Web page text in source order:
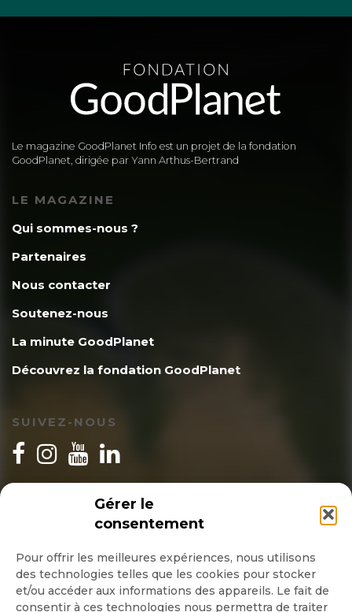
Gérer le
consentement
Pour offrir les meilleures expériences, nous utilisons
des technologies telles que les cookies pour stocker
et/ou accéder aux informations des appareils. Le fait de
consentir à ces technologies nous permettra de traiter
Le magazine GoodPlanet Info est un projet de la fondation
GoodPlanet, dirigée par Yann Arthus-Bertrand
LE MAGAZINE
Qui sommes-nous ?
Partenaires
Nous contacter
Soutenez-nous
La minute GoodPlanet
Découvrez la fondation GoodPlanet
SUIVEZ-NOUS
INSCRIPTION NEWSLETTER
Quotidienne